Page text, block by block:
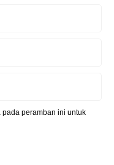
peramban ini untuk